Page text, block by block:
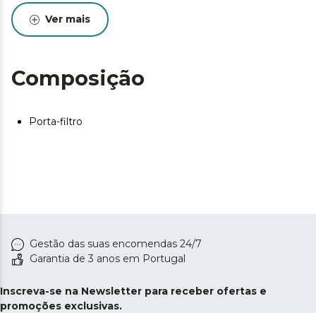
Ver mais
Composição
Porta-filtro
Gestão das suas encomendas 24/7
Garantia de 3 anos em Portugal
Inscreva-se na Newsletter para receber ofertas e
promoções exclusivas.